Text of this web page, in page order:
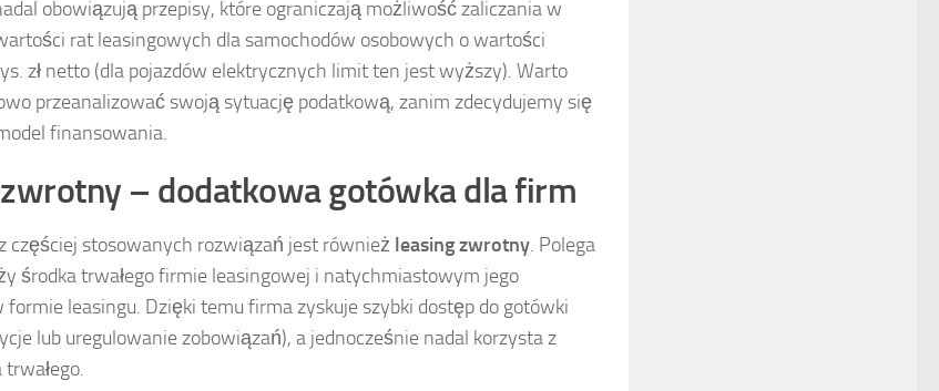
obowiązują przepisy, które ograniczają możliwość zaliczania w
rat leasingowych dla samochodów osobowych o wartości
zł netto (dla pojazdów elektrycznych limit ten jest wyższy). Warto
przeanalizować swoją sytuację podatkową, zanim zdecydujemy się
finansowania.
– dodatkowa gotówka dla firm
częściej stosowanych rozwiązań jest również leasing zwrotny. Polega
środka trwałego firmie leasingowej i natychmiastowym jego
formie leasingu. Dzięki temu firma zyskuje szybki dostęp do gotówki
lub uregulowanie zobowiązań), a jednocześnie nadal korzysta z